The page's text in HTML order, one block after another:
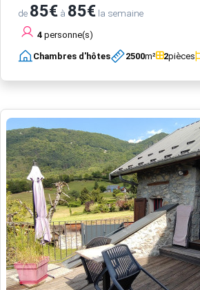
de 85€ à 85€ la semaine
4 personne(s)
Chambres d'hôtes 2500m² 2pièces